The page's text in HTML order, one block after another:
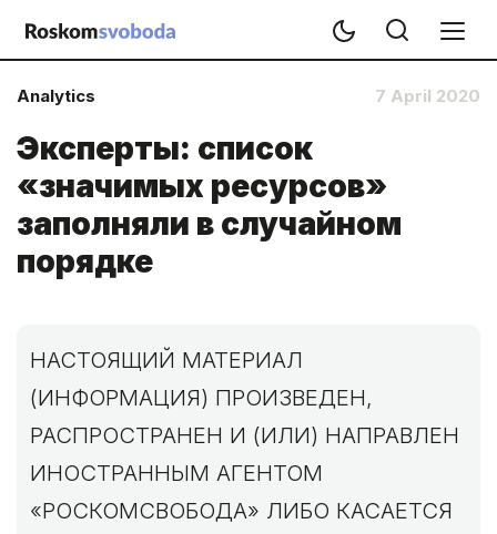
Analytics 7 April 2020
Эксперты: список
«значимых ресурсов»
заполняли в случайном
порядке
НАСТОЯЩИЙ МАТЕРИАЛ
(ИНФОРМАЦИЯ) ПРОИЗВЕДЕН,
РАСПРОСТРАНЕН И (ИЛИ) НАПРАВЛЕН
ИНОСТРАННЫМ АГЕНТОМ
«РОСКОМСВОБОДА» ЛИБО КАСАЕТСЯ